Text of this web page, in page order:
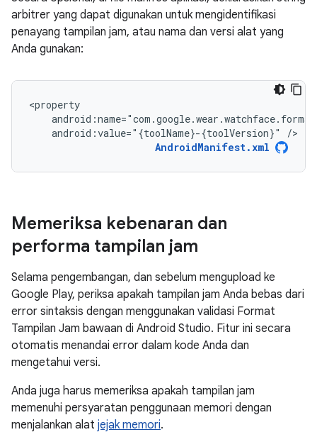
arbitrer yang dapat digunakan untuk mengidentifikasi
penayang tampilan jam, atau nama dan versi alat yang
Anda gunakan:
android:value="{toolName}-{toolVersion}"
/>
AndroidManifest.xml
Memeriksa kebenaran dan
performa tampilan jam
Selama pengembangan, dan sebelum mengupload ke
Google Play, periksa apakah tampilan jam Anda bebas dari
error sintaksis dengan menggunakan validasi Format
Tampilan Jam bawaan di Android Studio. Fitur ini secara
otomatis menandai error dalam kode Anda dan
mengetahui versi.
Anda juga harus memeriksa apakah tampilan jam
memenuhi persyaratan penggunaan memori dengan
menjalankan alat jejak memori.